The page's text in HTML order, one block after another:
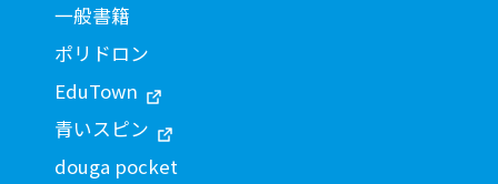
一般書籍
ポリドロン
EduTown
青いスピン
douga pocket